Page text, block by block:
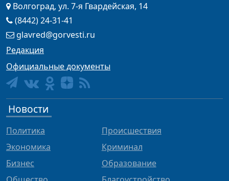
Волгоград, ул. 7-я Гвардейская, 14
(8442) 24-31-41
glavred@gorvesti.ru
Редакция
Официальные документы
Новости
Политика
Экономика
Бизнес
Происшествия
Криминал
Образование